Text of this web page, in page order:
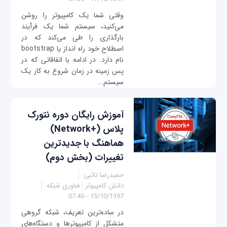
وقتی شما یک کامپیوتر را روشن
می‌کنید، سیستم شما یک فرآیند
بارگذاری را طی می‌کند که در
اصطلاح خود راه انداز یا bootstrap
نام دارد. در ادامه با اتفاقاتی که در
پس زمینه در زمان شروع به کار یک
سیستم...
آموزش رایگان دوره نتورک
پلاس (+Network)
هماهنگ با جدیدترین
تغییرات (بخش دوم)
حمیدرضا تائبی
دانش کامپیوتر
فناوری شبکه
15/10/1397 - 07:40
در ساده‌ترین تعریف، شبکه گروهی
متشکل از کامپیوترها و دستگاه‌های